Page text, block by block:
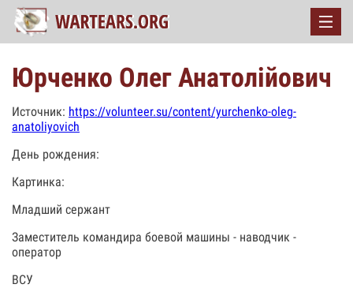
Юрченко Олег Анатолійович
Источник: https://volunteer.su/content/yurchenko-oleg-
anatoliyovich
День рождения:
Картинка:
Младший сержант
Заместитель командира боевой машины - наводчик -
оператор
ВСУ